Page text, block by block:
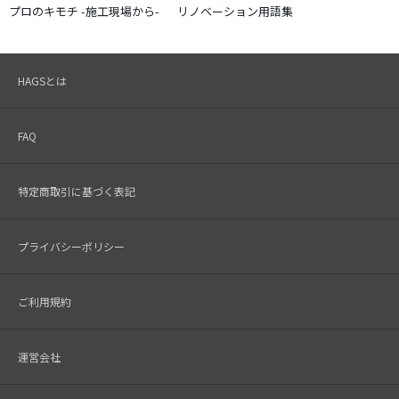
プロのキモチ -施工現場から- リノベーション用語集
HAGSとは
FAQ
特定商取引に基づく表記
プライバシーポリシー
ご利用規約
運営会社